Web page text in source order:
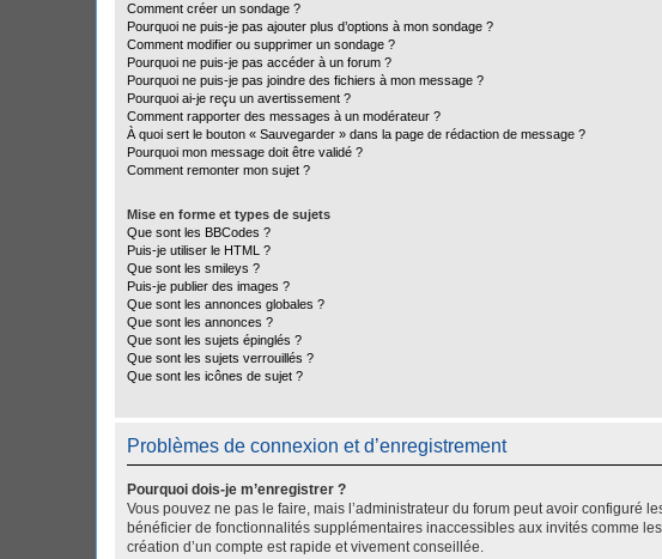
Comment créer un sondage ?
Pourquoi ne puis-je pas ajouter plus d’options à mon sondage ?
Comment modifier ou supprimer un sondage ?
Pourquoi ne puis-je pas accéder à un forum ?
Pourquoi ne puis-je pas joindre des fichiers à mon message ?
Pourquoi ai-je reçu un avertissement ?
Comment rapporter des messages à un modérateur ?
À quoi sert le bouton « Sauvegarder » dans la page de rédaction de message ?
Pourquoi mon message doit être validé ?
Comment remonter mon sujet ?
Mise en forme et types de sujets
Que sont les BBCodes ?
Puis-je utiliser le HTML ?
Que sont les smileys ?
Puis-je publier des images ?
Que sont les annonces globales ?
Que sont les annonces ?
Que sont les sujets épinglés ?
Que sont les sujets verrouillés ?
Que sont les icônes de sujet ?
Problèmes de connexion et d’enregistrement
Pourquoi dois-je m’enregistrer ?
Vous pouvez ne pas le faire, mais l’administrateur du forum peut avoir configuré
bénéficier de fonctionnalités supplémentaires inaccessibles aux invités comme
création d’un compte est rapide et vivement conseillée.